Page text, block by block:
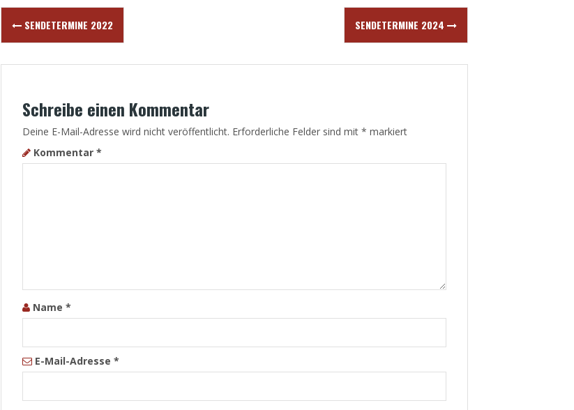
Post
navigation
SENDETERMINE 2022 SENDETERMINE 2024
Schreibe einen Kommentar
Deine E-Mail-Adresse wird nicht veröffentlicht. Erforderliche Felder sind mit * markiert
Kommentar *
Name *
E-Mail-Adresse *